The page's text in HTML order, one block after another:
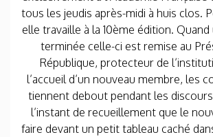
tous les jeudis après-midi à huis clos.
elle travaille à la 10ème édition.
terminée celle-ci est remise au
République, protecteur de
l’accueil d’un nouveau membre, les
tiennent debout pendant les
l’instant de recueillement que le
faire devant un petit tableau caché